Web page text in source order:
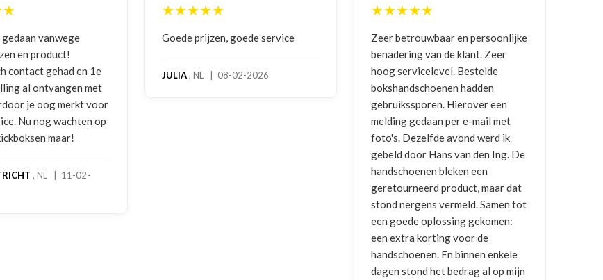
vanwege
en product!
contact gehad en 1e
al ontvangen met
je oog merkt voor
Nu nog wachten op
maar!
, NL | 11-02-
★★★★★
Goede prijzen, goede service
JULIA, NL | 08-02-2026
★★★★★
Zeer betrouwbaar en persoonlijke
benadering van de klant. Zeer
hoog servicelevel. Bestelde
bokshandschoenen hadden
gebruikssporen. Hierover een
melding gedaan per e-mail met
foto's. Dezelfde avond werd ik
gebeld door Hans van den Ing. De
handschoenen bleken een
geretourneerd product, maar dat
stond nergens vermeld. Samen tot
een goede oplossing gekomen:
een extra korting voor de
handschoenen. En binnen enkele
dagen stond het bedrag al op mijn